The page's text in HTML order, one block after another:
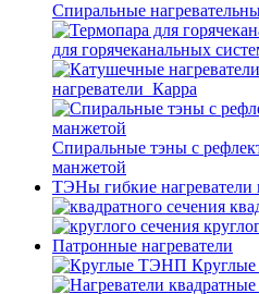
Спиральные
для горячеканальных
нагреватели_Карра
Спиральные тэны с
манжетой
ТЭНы гибкие нагреватели
Патронные нагреватели